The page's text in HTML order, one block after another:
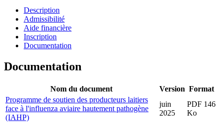
Description
Admissibilité
Aide financière
Inscription
Documentation
Documentation
Nom du document Version Format
Programme de soutien des producteurs laitiers
face à l'influenza aviaire hautement pathogène
(IAHP)
juin
2025
PDF 146
Ko